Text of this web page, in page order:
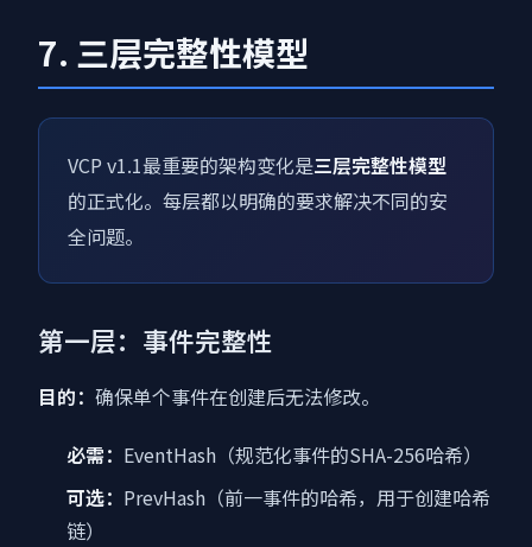
7. 三层完整性模型
VCP v1.1最重要的架构变化是三层完整性模型
的正式化。每层都以明确的要求解决不同的安
全问题。
第一层：事件完整性
目的： 确保单个事件在创建后无法修改。
必需： EventHash（规范化事件的SHA-256哈希）
可选： PrevHash（前一事件的哈希，用于创建哈希
链）